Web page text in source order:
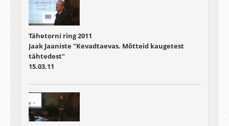
Tähetorni ring 2011
Jaak Jaaniste "Kevadtaevas. Mõtteid kaugetest
tähtedest"
15.03.11